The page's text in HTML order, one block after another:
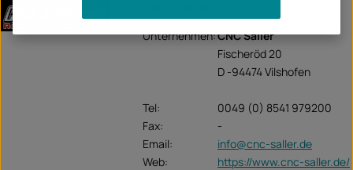
Unternehmen:CNC Saller
Fischeröd 20
D -94474 Vilshofen
Tel:
0049 (0) 8541 979200
Fax:
-
Email:
info@cnc-saller.de
Web:
https://www.cnc-saller.de/